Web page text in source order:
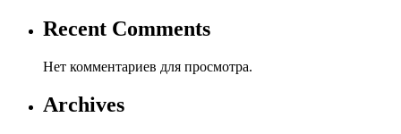
Recent Comments
Нет комментариев для просмотра.
Archives